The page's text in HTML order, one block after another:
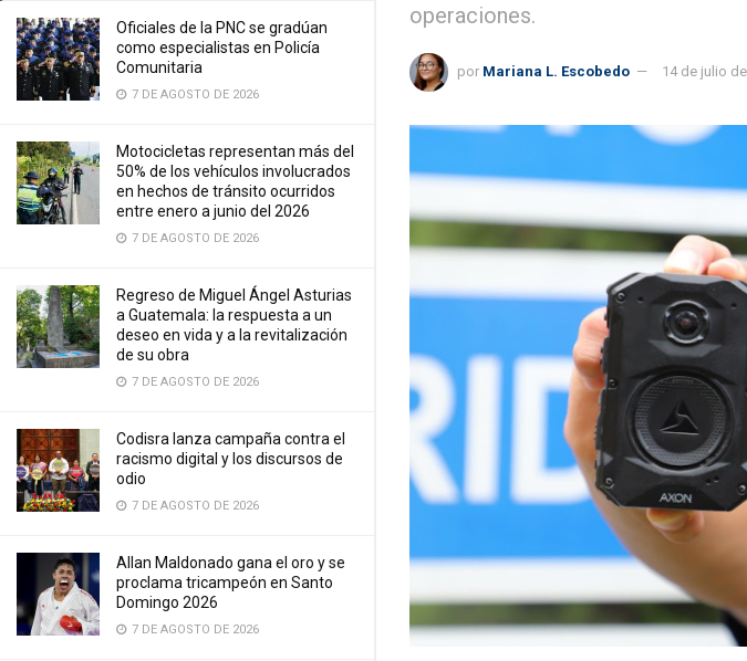
Oficiales de la PNC se gradúan
como especialistas en Policía
Comunitaria
7 DE AGOSTO DE 2026
Motocicletas representan más del
50% de los vehículos involucrados
en hechos de tránsito ocurridos
entre enero a junio del 2026
7 DE AGOSTO DE 2026
Regreso de Miguel Ángel Asturias
a Guatemala: la respuesta a un
deseo en vida y a la revitalización
de su obra
7 DE AGOSTO DE 2026
Codisra lanza campaña contra el
racismo digital y los discursos de
odio
7 DE AGOSTO DE 2026
Allan Maldonado gana el oro y se
proclama tricampeón en Santo
Domingo 2026
7 DE AGOSTO DE 2026
operaciones.
por Mariana L. Escobedo 14 de julio